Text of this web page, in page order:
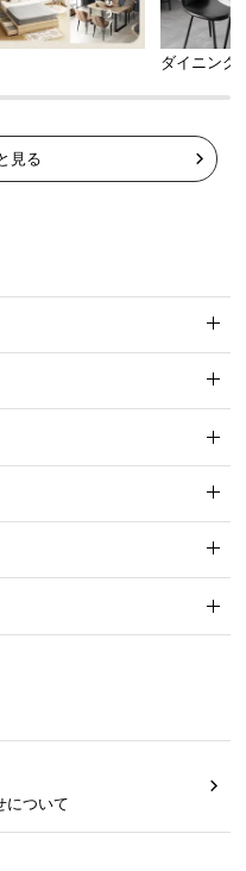
。
たくさん並べてもし
ダイニング
見る
について